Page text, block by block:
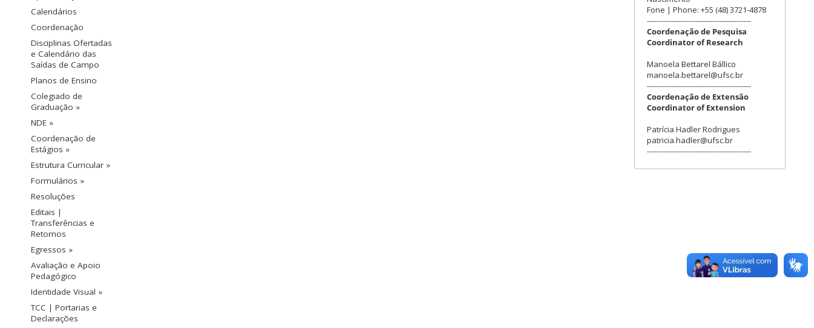
Calendários
Coordenação
Disciplinas Ofertadas
e Calendário das
Saídas de Campo
Planos de Ensino
Colegiado de
Graduação »
NDE »
Coordenação de
Estágios »
Estrutura Curricular »
Formulários »
Resoluções
Editais |
Transferências e
Retornos
Egressos »
Avaliação e Apoio
Pedagógico
Identidade Visual »
TCC | Portarias e
Declarações
Fone | Phone: +55 (48) 3721-4878
-------------------------------------------
Coordenação de Pesquisa
Coordinator of Research
Manoela Bettarel Bállico
manoela.bettarel@ufsc.br
-------------------------------------------
Coordenação de Extensão
Coordinator of Extension
Patrícia Hadler Rodrigues
patricia.hadler@ufsc.br
-------------------------------------------